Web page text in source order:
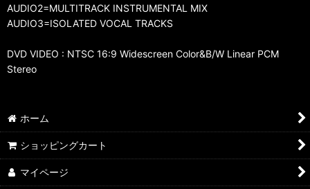
AUDIO2=MULTITRACK INSTRUMENTAL MIX
AUDIO3=ISOLATED VOCAL TRACKS
DVD VIDEO : NTSC 16:9 Widescreen Color&B/W Linear PCM
Stereo
ホーム
ショッピングカート
マイページ